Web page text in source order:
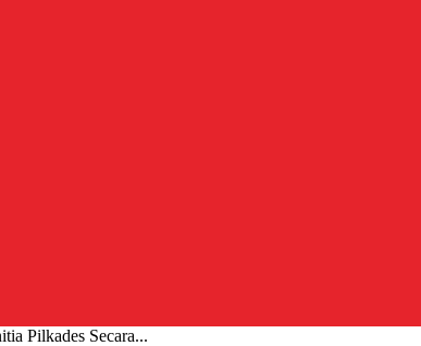
Pilkades Secara...